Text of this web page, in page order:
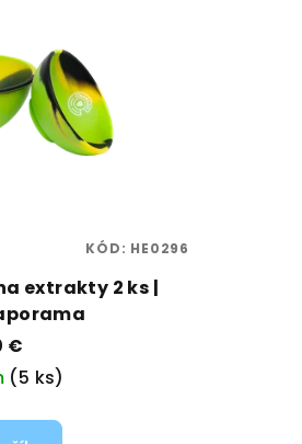
extrakty 2 ks |
€
(5 ks)
KÓD: HE0296